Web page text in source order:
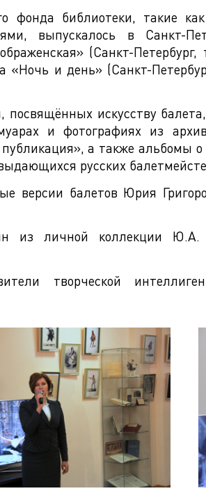
библиотеки, такие
выпускалось в Санкт-
(Санкт-
и день» (Санкт-
искусству
и фотографиях из
а также альбомы
русских
версии балетов Юрия
из личной коллекции Ю.А.
творческой